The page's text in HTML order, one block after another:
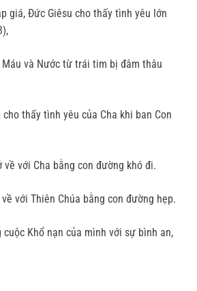
giá, Đức Giêsu cho thấy tình yêu lớn
và Nước từ trái tim bị đâm thâu
thấy tình yêu của Cha khi ban Con
với Cha bằng con đường khó đi.
với Thiên Chúa bằng con đường hẹp.
cuộc Khổ nạn của mình với sự bình an,